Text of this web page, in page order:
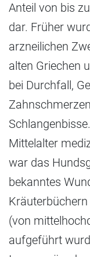
Anteil von bis
dar. Früher
arzneilichen
alten Griechen
bei Durchfall,
Mittelalter
war das
bekanntes
(von
aufgeführt